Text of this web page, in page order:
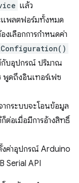
แล้ว
แพลตฟอร์มทั้งหมด
เลือกการกำหนดค่า
ห้กับอุปกรณ์ ปริมาณ
พูดถึงอินเทอร์เฟซ
ากระบบจะโอนข้อมูล
ต่อเมื่อมีการอ้างสิทธิ์
งค่าอุปกรณ์ Arduino
Serial API